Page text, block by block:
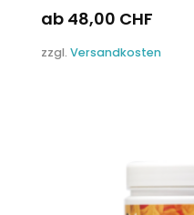
ab 48,00 CHF
Produkt
zzgl. Versandkosten